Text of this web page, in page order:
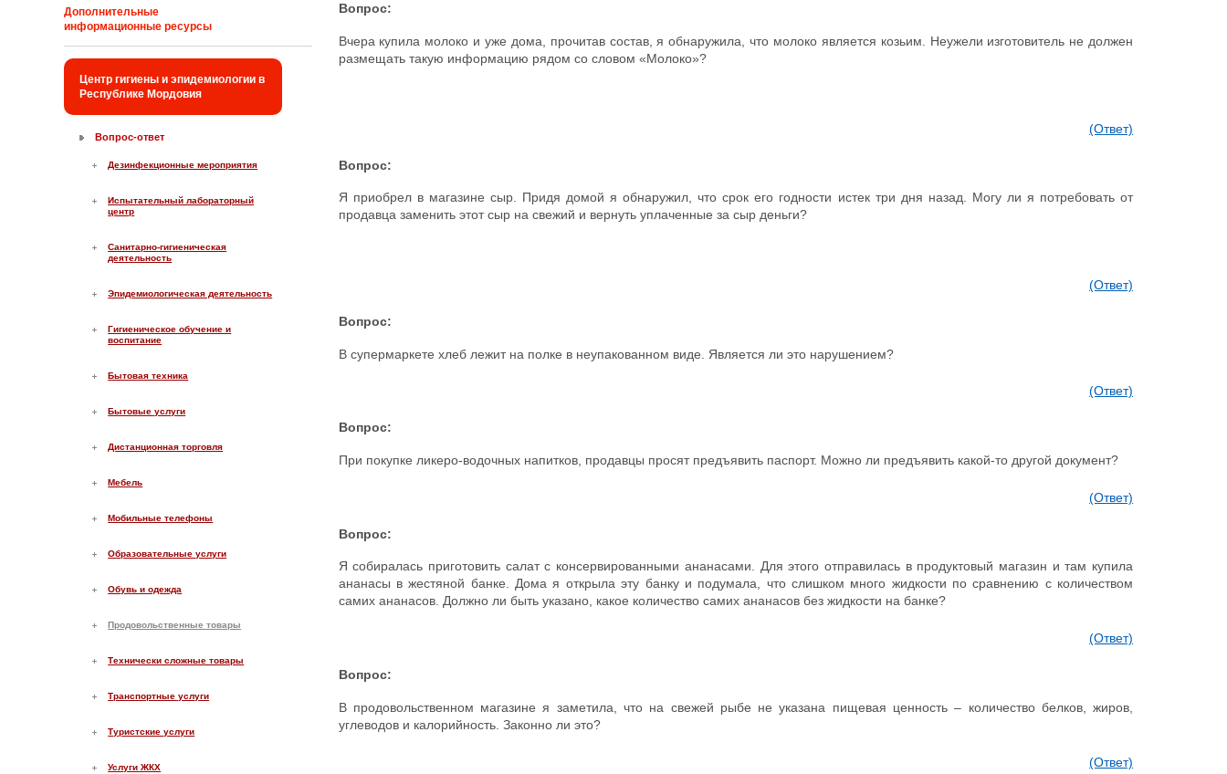
Дополнительные
информационные ресурсы
Центр гигиены и эпидемиологии в
Республике Мордовия
Вопрос-ответ
Дезинфекционные мероприятия
Испытательный лабораторный
центр
Санитарно-гигиеническая
деятельность
Эпидемиологическая деятельность
Гигиеническое обучение и
воспитание
Бытовая техника
Бытовые услуги
Дистанционная торговля
Мебель
Мобильные телефоны
Образовательные услуги
Обувь и одежда
Продовольственные товары
Технически сложные товары
Транспортные услуги
Туристские услуги
Услуги ЖКХ
Вопрос:
Вчера купила молоко и уже дома, прочитав состав, я обнаружила, что молоко является козьим. Неужели изготовитель не должен
размещать такую информацию рядом со словом «Молоко»?
(Ответ)
Вопрос:
Я приобрел в магазине сыр. Придя домой я обнаружил, что срок его годности истек три дня назад. Могу ли я потребовать от
продавца заменить этот сыр на свежий и вернуть уплаченные за сыр деньги?
(Ответ)
Вопрос:
В супермаркете хлеб лежит на полке в неупакованном виде. Является ли это нарушением?
(Ответ)
Вопрос:
При покупке ликеро-водочных напитков, продавцы просят предъявить паспорт. Можно ли предъявить какой-то другой документ?
(Ответ)
Вопрос:
Я собиралась приготовить салат с консервированными ананасами. Для этого отправилась в продуктовый магазин и там купила
ананасы в жестяной банке. Дома я открыла эту банку и подумала, что слишком много жидкости по сравнению с количеством
самих ананасов. Должно ли быть указано, какое количество самих ананасов без жидкости на банке?
(Ответ)
Вопрос:
В продовольственном магазине я заметила, что на свежей рыбе не указана пищевая ценность – количество белков, жиров,
углеводов и калорийность. Законно ли это?
(Ответ)